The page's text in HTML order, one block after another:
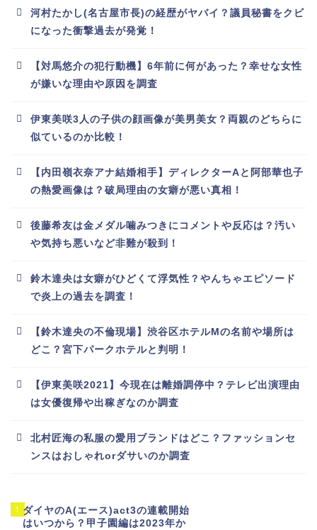
河村たかし(名古屋市長)の経歴がヤバイ？議員秘書をクビ
になった衝撃過去が発覚！
【対馬悠介の犯行動機】6年前に何があった？幸せな女性
が嫌いな理由や原因を調査
伊東美咲3人の子供の顔画像が美男美女？両親のどちらに
似ているのか比較！
【内田嶺衣奈アナ結婚相手】ディレクターAと阿部華也子
の熱愛画像は？破局理由の女癖が悪い真相！
後藤希友は金メダル噛みつきにコメントや反応は？汚い
や気持ち悪いなど非難が殺到！
鈴木達央は女癖がひどくて浮気性？やんちゃエピソード
で炎上の過去を調査！
【鈴木達央の不倫現場】渋谷区ホテルMの名前や場所は
どこ？宮下パークホテルと判明！
【伊東美咲2021】今現在は離婚調停中？テレビ出演理由
は女優復帰や出稼ぎなのか調査
北村匠海の私服の愛用ブランドはどこ？ファッションセ
ンスはおしゃれorダサいのか調査
1 ダイヤのA(エース)act3の連載開始
はいつから？甲子園編は2023年か